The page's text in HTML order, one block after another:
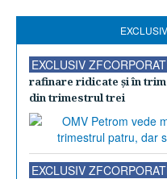
EXCLUSIV
rafinare ridicate şi în
din trimestrul trei
EXCLUSIV